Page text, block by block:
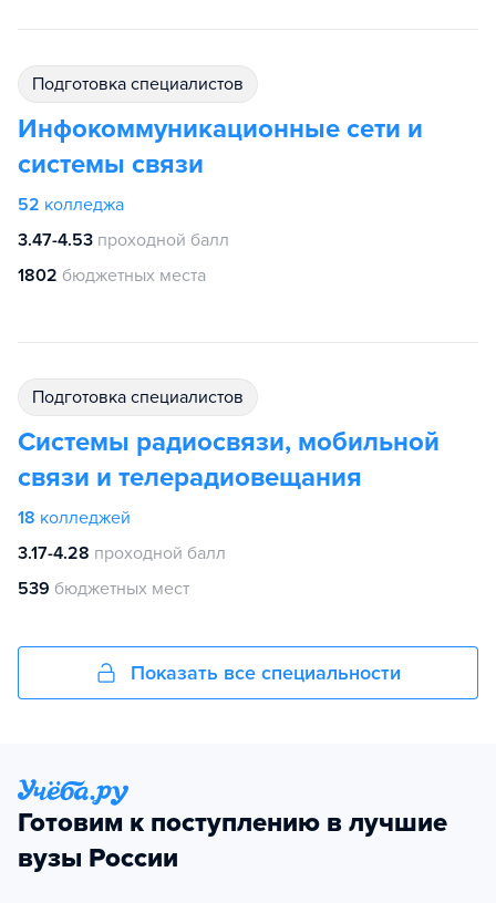
подготовка специалистов
Инфокоммуникационные сети и
системы связи
52 колледжа
3.47-4.53 проходной балл
1802 бюджетных места
подготовка специалистов
Системы радиосвязи, мобильной
связи и телерадиовещания
18 колледжей
3.17-4.28 проходной балл
539 бюджетных мест
Показать все специальности
Готовим к поступлению в лучшие
вузы России